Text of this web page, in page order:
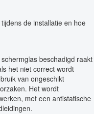
de installatie en hoe
beschadigd raakt
het niet correct wordt
van ongeschikt
Het wordt
met een antistatische